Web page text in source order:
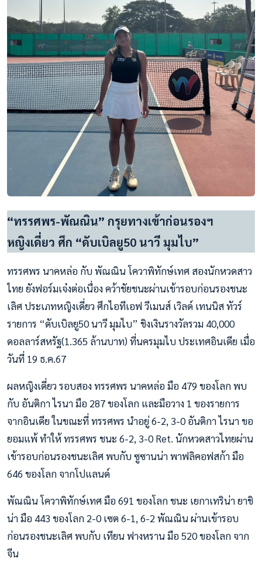
“ทรรศพร-พัณณิน” กรุยทางเข้าก่อนรองฯ
หญิงเดี่ยว ศึก “ดับเบิลยู50 นาวี มุมไบ”
ทรรศพร นาคหล่อ กับ พัณณิน โควาพิทักษ์เทศ สองนักหวดสาว
ไทย ยังฟอร์มเจ๋งต่อเนื่อง คว้าชัยชนะผ่านเข้ารอบก่อนรองชนะ
เลิศ ประเภทหญิงเดี่ยว ศึกไอทีเอฟ วีเมนส์ เวิลด์ เทนนิส ทัวร์
รายการ “ดับเบิลยู50 นาวี มุมไบ” ชิงเงินรางวัลรวม 40,000
ดอลลาร์สหรัฐ(1.365 ล้านบาท) ที่นครมุมไบ ประเทศอินเดีย เมื่อ
วันที่ 19 ธ.ค.67
ผลหญิงเดี่ยว รอบสอง ทรรศพร นาคหล่อ มือ 479 ของโลก พบ
กับ อันติกา ไรนา มือ 287 ของโลก และมือวาง 1 ของรายการ
จากอินเดีย ในขณะที่ ทรรศพร นำอยู่ 6-2, 3-0 อันติกา ไรนา ขอ
ยอมแพ้ ทำให้ ทรรศพร ชนะ 6-2, 3-0 Ret. นักหวดสาวไทยผ่าน
เข้ารอบก่อนรองชนะเลิศ พบกับ ซูซานน่า พาฟลิคอฟสก้า มือ
646 ของโลก จากโปแลนด์
พัณณิน โควาพิทักษ์เทศ มือ 691 ของโลก ชนะ เยกาเทริน่า ยาชิ
น่า มือ 443 ของโลก 2-0 เซต 6-1, 6-2 พัณณิน ผ่านเข้ารอบ
ก่อนรองชนะเลิศ พบกับ เทียน ฟางหราน มือ 520 ของโลก จาก
จีน